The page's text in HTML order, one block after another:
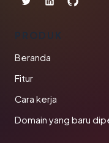
PRODUK
Beranda
Fitur
Cara kerja
Domain yang baru